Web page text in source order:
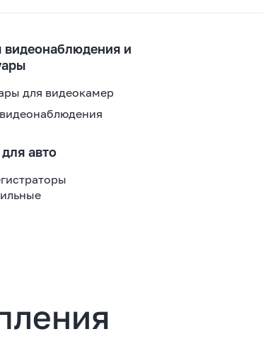
и
для видеокамер
авто